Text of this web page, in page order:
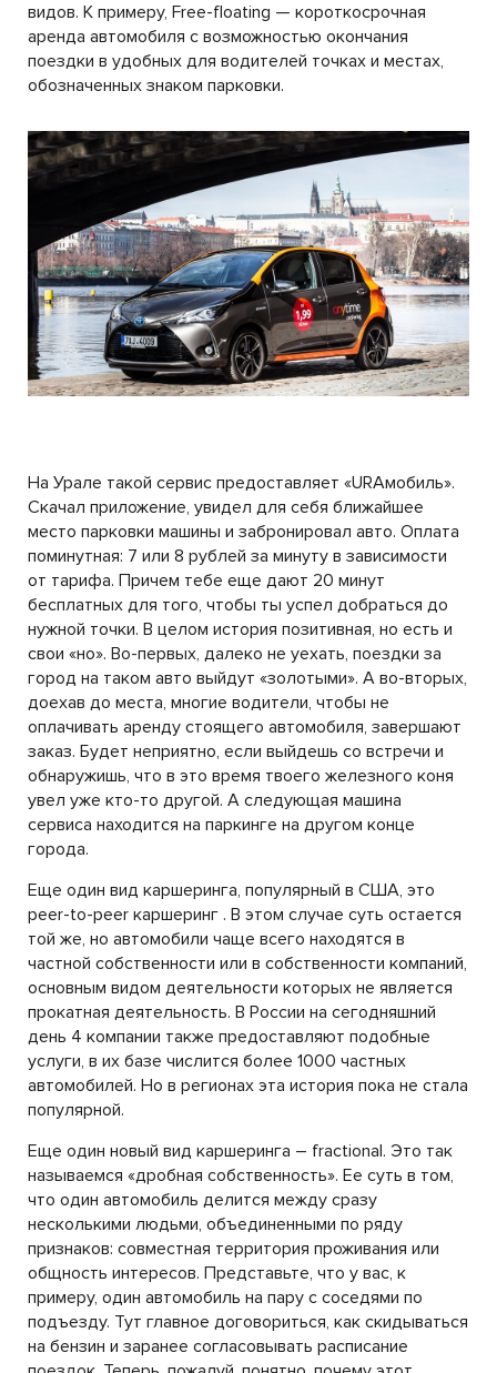
видов. К примеру, Free-floating — короткосрочная
аренда автомобиля с возможностью окончания
поездки в удобных для водителей точках и местах,
обозначенных знаком парковки.
На Урале такой сервис предоставляет «URAмобиль».
Скачал приложение, увидел для себя ближайшее
место парковки машины и забронировал авто. Оплата
поминутная: 7 или 8 рублей за минуту в зависимости
от тарифа. Причем тебе еще дают 20 минут
бесплатных для того, чтобы ты успел добраться до
нужной точки. В целом история позитивная, но есть и
свои «но». Во-первых, далеко не уехать, поездки за
город на таком авто выйдут «золотыми». А во-вторых,
доехав до места, многие водители, чтобы не
оплачивать аренду стоящего автомобиля, завершают
заказ. Будет неприятно, если выйдешь со встречи и
обнаружишь, что в это время твоего железного коня
увел уже кто-то другой. А следующая машина
сервиса находится на паркинге на другом конце
города.
Еще один вид каршеринга, популярный в США, это
peer-to-peer каршеринг . В этом случае суть остается
той же, но автомобили чаще всего находятся в
частной собственности или в собственности компаний,
основным видом деятельности которых не является
прокатная деятельность. В России на сегодняшний
день 4 компании также предоставляют подобные
услуги, в их базе числится более 1000 частных
автомобилей. Но в регионах эта история пока не стала
популярной.
Еще один новый вид каршеринга – fractional. Это так
называемся «дробная собственность». Ее суть в том,
что один автомобиль делится между сразу
несколькими людьми, объединенными по ряду
признаков: совместная территория проживания или
общность интересов. Представьте, что у вас, к
примеру, один автомобиль на пару с соседями по
подъезду. Тут главное договориться, как скидываться
на бензин и заранее согласовывать расписание